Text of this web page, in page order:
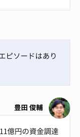
ピソードはあり
豊田 俊輔
億円の資金調達